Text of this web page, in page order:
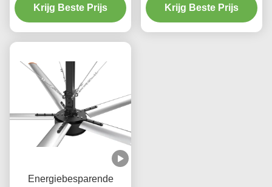
fabrieken
Krijg Beste Prijs
industriële HVLS
ventilator
Krijg Beste Prijs
Energiebesparende